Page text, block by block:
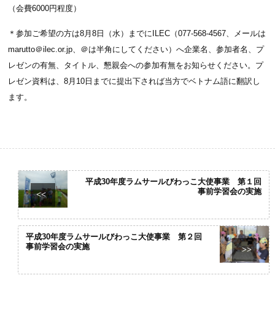
（会費6000円程度）
＊参加ご希望の方は8月8日（水）までにILEC（077-568-4567、メールは
marutto＠ilec.or.jp、＠は半角にしてください）へ企業名、参加者名、プ
レゼンの有無、タイトル、懇親会への参加有無をお知らせください。プ
レゼン資料は、8月10日までに提出下されば当方でベトナム語に翻訳し
ます。
<<
平成30年度ラムサールびわっこ大使事業 第１回
事前学習会の実施
>>
平成30年度ラムサールびわっこ大使事業 第２回
事前学習会の実施